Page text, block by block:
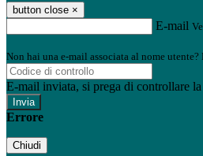
button close ×
E-mail
Non hai una e-mail associata al nome
E-mail inviata, si prega di controllare
Errore
Chiudi